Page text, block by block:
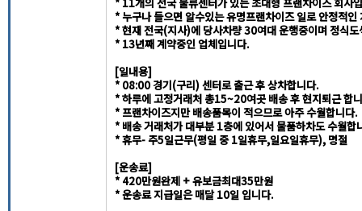
* 누구나 들으면 알수있는 유명프랜차이즈 일로 안정적인
* 현재 전국(지사)에 당사차량 30여대 운행중이며 정식도
* 13년째 계약중인 업체입니다.
[일내용]
* 08:00 경기(구리) 센터로 출근 후 상차합니다.
* 하루에 고정거래처 총15~20여곳 배송 후 현지퇴근 합
* 프랜차이즈지만 배송품목이 적으므로 아주 수월합니다.
* 배송 거래처가 대부분 1층에 있어서 물품하차도 수월합
* 휴무- 주5일근무(평일 중 1일휴무,일요일휴무), 명절
[운송료]
* 420만원완제 + 유보금최대35만원
* 운송료 지급일은 매달 10일 입니다.